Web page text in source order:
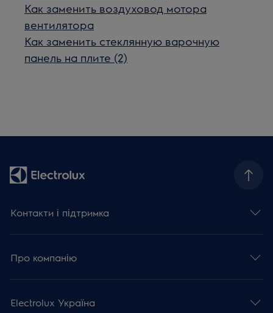
Как заменить воздуховод мотора
вентилятора
Как заменить стеклянную варочную
панель на плите (2)
Контакти і підтримка
Про компанію
Electrolux Україна